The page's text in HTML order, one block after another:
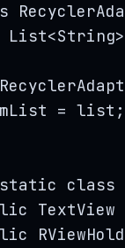
List<String>
= list;
static class
TextView